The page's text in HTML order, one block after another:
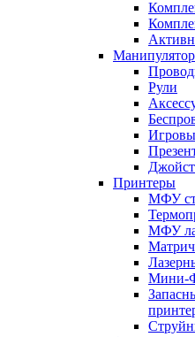
Рули
Принтеры
МФУ
МФУ
Мини-